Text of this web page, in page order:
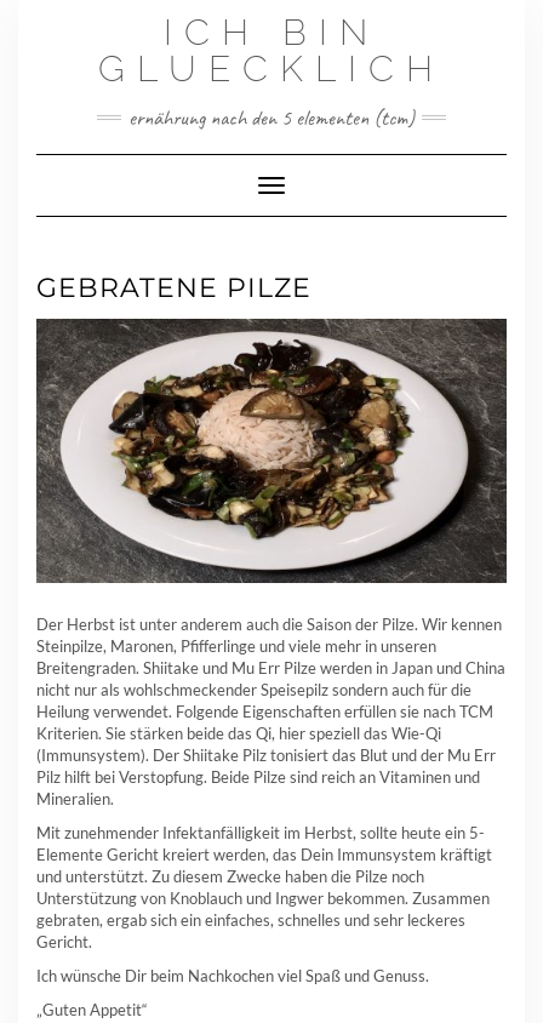
ICH BIN
GLUECKLICH
ernährung nach den 5 elementen (tcm)
Toggle Navigation
GEBRATENE PILZE
Der Herbst ist unter anderem auch die Saison der Pilze. Wir kennen
Steinpilze, Maronen, Pfifferlinge und viele mehr in unseren
Breitengraden. Shiitake und Mu Err Pilze werden in Japan und China
nicht nur als wohlschmeckender Speisepilz sondern auch für die
Heilung verwendet. Folgende Eigenschaften erfüllen sie nach TCM
Kriterien. Sie stärken beide das Qi, hier speziell das Wie-Qi
(Immunsystem). Der Shiitake Pilz tonisiert das Blut und der Mu Err
Pilz hilft bei Verstopfung. Beide Pilze sind reich an Vitaminen und
Mineralien.
Mit zunehmender Infektanfälligkeit im Herbst, sollte heute ein 5-
Elemente Gericht kreiert werden, das Dein Immunsystem kräftigt
und unterstützt. Zu diesem Zwecke haben die Pilze noch
Unterstützung von Knoblauch und Ingwer bekommen. Zusammen
gebraten, ergab sich ein einfaches, schnelles und sehr leckeres
Gericht.
Ich wünsche Dir beim Nachkochen viel Spaß und Genuss.
„Guten Appetit“